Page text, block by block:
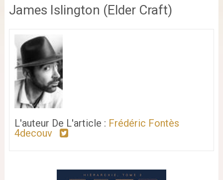
James Islington (Elder Craft)
L'auteur De L'article : Frédéric Fontès
4decouv